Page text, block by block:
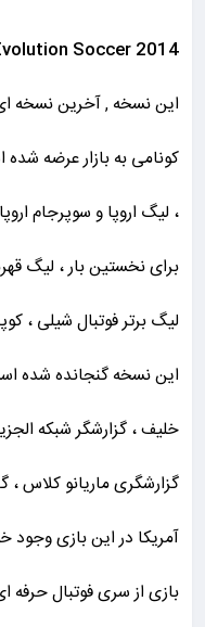
Soccer 2014
این نسخه , آخرین نسخه
کونامی به بازار عرضه
، لیگ اروپا و سوپرجام
برای نخستین بار ، لیگ
لیگ برتر فوتبال شیلی ،
این نسخه گنجانده شده
خلیف ، گزارشگر شبکه
گزارشگری ماریانو کلاس ،
آمریکا در این بازی وجود